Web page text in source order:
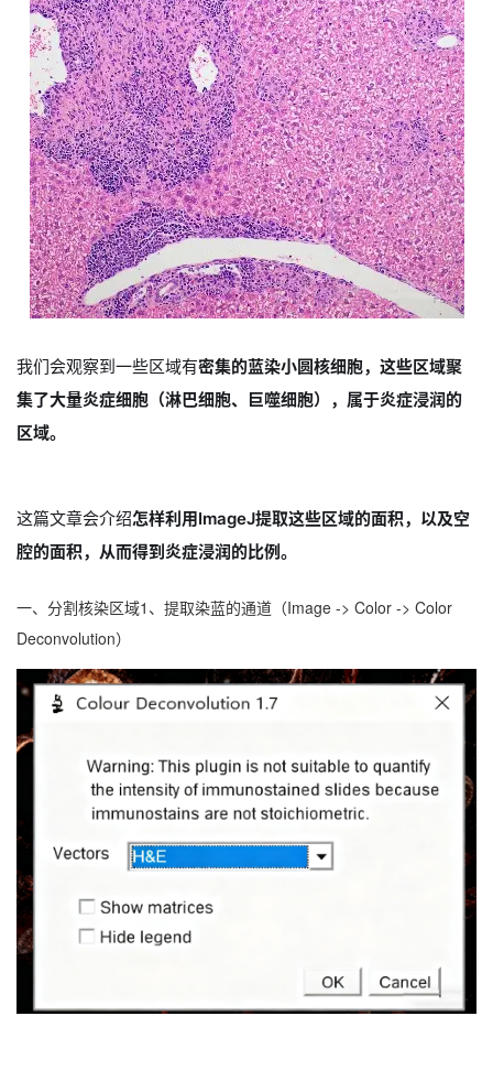
我们会观察到一些区域有密集的蓝染小圆核细胞，这些区域聚
集了大量炎症细胞（淋巴细胞、巨噬细胞），属于炎症浸润的
区域。
这篇文章会介绍怎样利用ImageJ提取这些区域的面积，以及空
腔的面积，从而得到炎症浸润的比例。
一、分割核染区域1、提取染蓝的通道（Image -> Color -> Color
Deconvolution）